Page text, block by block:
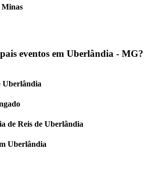
eventos em Uberlândia - MG?
Uberlândia
de Reis de Uberlândia
Uberlândia